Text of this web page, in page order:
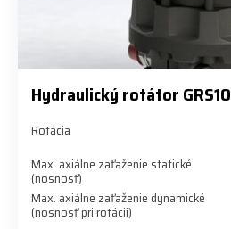
Hydraulický rotátor GRS10
Rotácia
Max. axiálne zaťaženie statické
(nosnosť)
Max. axiálne zaťaženie dynamické
(nosnosť pri rotácii)